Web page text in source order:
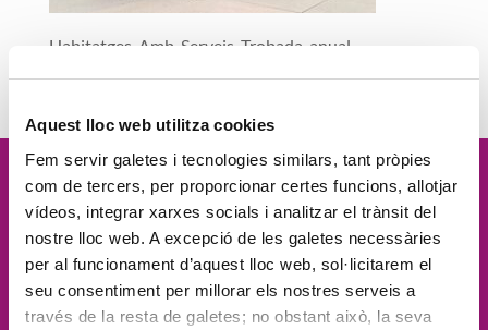
Aquest lloc web utilitza cookies
Fem servir galetes i tecnologies similars, tant pròpies
com de tercers, per proporcionar certes funcions, allotjar
vídeos, integrar xarxes socials i analitzar el trànsit del
nostre lloc web. A excepció de les galetes necessàries
per al funcionament d’aquest lloc web, sol·licitarem el
seu consentiment per millorar els nostres serveis a
través de la resta de galetes; no obstant això, la seva
Habitatges_Amb_Serveis_Trobada_anual
Vetllem per ladignitat de les
persones, elcompromís social, la
proximitat, l'excel·lènciai la